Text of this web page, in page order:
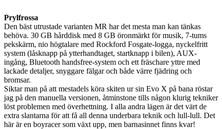
Prylfrossa
Den bäst utrustade varianten MR har det mesta man kan tänkas
behöva. 30 GB hårddisk med 8 GB öronmärkt för musik, 7-tums
pekskärm, nio högtalare med Rockford Fosgate-logga, nyckelfritt
system (låsknapp på ytterhandtaget, startknapp i bilen), AUX-
ingång, Bluetooth handsfree-system och ett fräschare yttre med
lackade detaljer, snyggare fälgar och både värre fjädring och
bromsar.
Siktar man på att mestadels köra skiten ur sin Evo X på bana röstar
jag på den manuella versionen, åtminstone tills någon klurig tekniker
löst problemen med överhettning. I alla andra lägen är det värt de
extra slantarna för att få all denna underbara teknik och lull-lull. Det
här är en boyracer som växt upp, men barnasinnet finns kvar!